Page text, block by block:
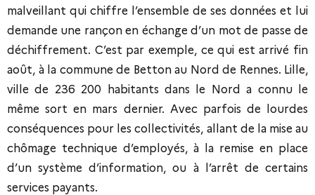
malveillant qui chiffre l’ensemble de ses données et lui
demande une rançon en échange d’un mot de passe de
déchiffrement. C’est par exemple, ce qui est arrivé fin
août, à la commune de Betton au Nord de Rennes. Lille,
ville de 236 200 habitants dans le Nord a connu le
même sort en mars dernier. Avec parfois de lourdes
conséquences pour les collectivités, allant de la mise au
chômage technique d’employés, à la remise en place
d’un système d’information, ou à l’arrêt de certains
services payants.